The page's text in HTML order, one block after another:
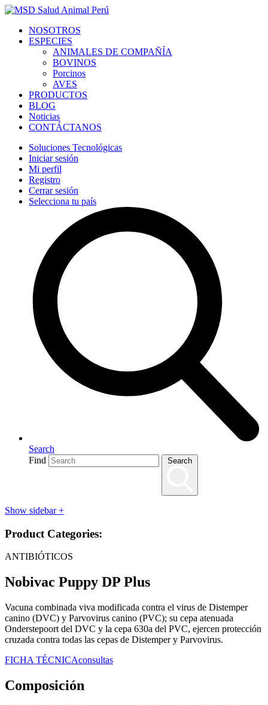
NOSOTROS
ESPECIES
ANIMALES DE COMPAÑÍA
BOVINOS
Porcinos
AVES
PRODUCTOS
BLOG
Noticias
CONTÁCTANOS
Soluciones Tecnológicas
Iniciar sesión
Mi perfil
Registro
Cerrar sesión
Selecciona tu país
Search
Find
Search
Show sidebar+
Product Categories:
ANTIBIÓTICOS
Nobivac Puppy DP Plus
Vacuna combinada viva modificada contra el virus de Distemper
canino (DVC) y Parvovirus canino (PVC); su cepa atenuada
Onderstepoort del DVC y la cepa 630a del PVC, ejercen protección
cruzada contra todas las cepas de Distemper y Parvovirus.
FICHA TÉCNICAconsultas
Composición